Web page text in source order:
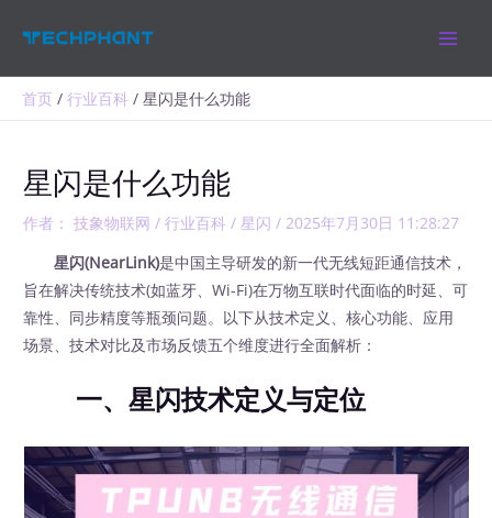
首页 行业百科 星闪是什么功能
星闪是什么功能
作者： 技象物联网/行业百科 /星闪 /2025年7月30日 11:28:27
星闪(NearLink)是中国主导研发的新一代无线短距通信技术，
旨在解决传统技术(如蓝牙、Wi-Fi)在万物互联时代面临的时延、可
靠性、同步精度等瓶颈问题。以下从技术定义、核心功能、应用
场景、技术对比及市场反馈五个维度进行全面解析：
一、星闪技术定义与定位